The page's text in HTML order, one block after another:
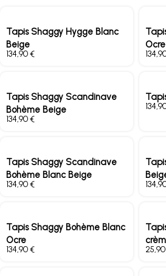
Tapis Shaggy Hygge Blanc
Beige
€
Ocre
Tapis Shaggy Scandinave
Bohème Beige
€
Tapis Shaggy Scandinave
Bohème Blanc Beige
€
Tapis Shaggy Bohème Blanc
Ocre
€